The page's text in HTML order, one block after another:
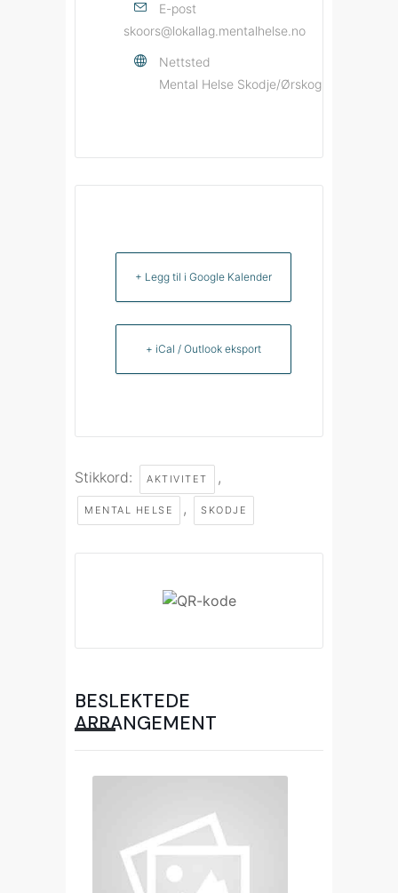
E-post
skoors@lokallag.mentalhelse.no
Nettsted
Mental Helse Skodje/Ørskog
+ Legg til i Google Kalender
+ iCal / Outlook eksport
Stikkord: AKTIVITET ,
MENTAL HELSE , SKODJE
BESLEKTEDE
ARRANGEMENT